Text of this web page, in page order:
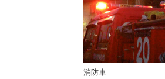
消防車